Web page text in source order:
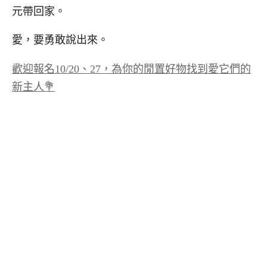
元帶回家。
愛，要勇敢說出來。
歡迎報名10/20、27，為你的閒置好物找到愛它們的
新主人💐